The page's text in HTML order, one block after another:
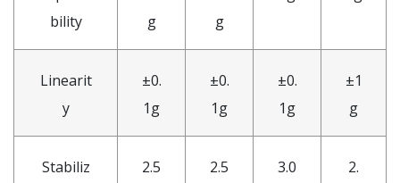
bility
g
g
Linearit
y
±0.
1g
±0.
1g
±0.
1g
±1
g
Stabiliz
2.5
2.5
3.0
2.